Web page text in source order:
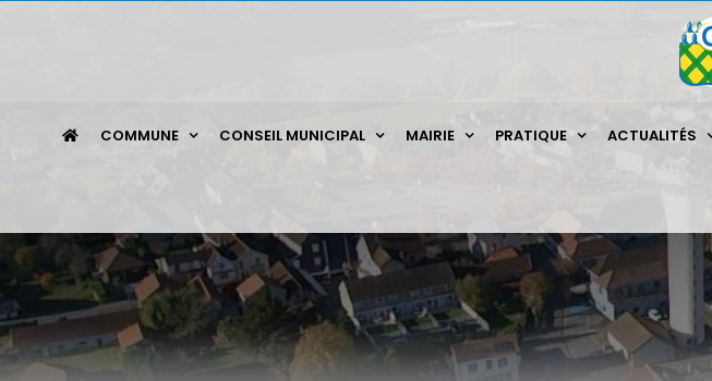
COMMUNE CONSEIL MUNICIPAL MAIRIE PRATIQUE ACTUALITÉS